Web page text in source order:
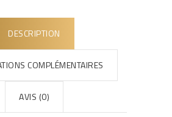
DESCRIPTION
COMPLÉMENTAIRES
AVIS (0)